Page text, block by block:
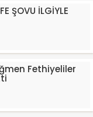
ŞOVU İLGİYLE
Fethiyeliler